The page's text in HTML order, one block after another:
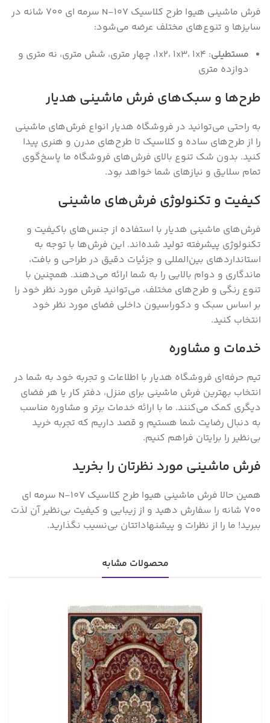
فرش ماشینی هیوا طرح کلاسیک N-107 سرمه ای ۷۰۰ شانه در
سایز‌ها و تنوع‌های مختلف عرضه می‌شود:
مستطیلی
: ۱x۲‌، ۱x۳‌، ۱x۴‌، چهار متری‌، شش متری‌، نه متری و
دوازده متری
طرح‌ها و سبک‌های فرش ماشینی هدیار
به راحتی می‌توانید در فروشگاه هدیار انواع فرش‌های ماشینی
را از طرح‌های ساده و کلاسیک تا طرح‌های مدرن و هنری پیدا
کنید. بدون شک تنوع بالای فرش‌های فروشگاه ما پاسخ‌گوی
تمام سلایق و نیاز‌های شما خواهد بود.
کیفیت و تکنولوژی فرش‌های ماشینی
فرش‌های ماشینی هدیار با استفاده از جنس‌های باکیفیت و
تکنولوژی پیشرفته تولید شده‌اند. این فرش‌ها با توجه به
استانداردهای بین‌المللی و جزئیات دقیق در طراحی و بافت،
ماندگاری و دوام بالایی را به شما ارائه می‌دهند. همچنین با
تنوع رنگی و طرح‌های مختلف، می‌توانید فرش مورد نظر خود را
بر اساس سبک و دکوراسیون داخلی فضای مورد نظر خود
انتخاب کنید.
خدمات و مشاوره
تیم حرفه‌ای فروشگاه هدیار با اطلاعات و تجربه خود به شما در
انتخاب بهترین فرش ماشینی برای منزل، دفتر کار یا هر فضای
دیگری کمک می‌کنند. ما با ارائه خدمات برتر و مشاوره مناسب
به دنبال رضایت شما هستیم و قصد داریم که تجربه خرید
بی‌نظیر را برایتان فراهم کنیم.
فرش ماشینی مورد نظرتان را بخرید
همین حالا فرش ماشینی هیوا طرح کلاسیک N-107 سرمه ای
۷۰۰ شانه را سفارش دهید و از زیبایی و کیفیت بی‌نظیر آن لذت
ببرید! ما را از نظرات و پیشنهاداتتان بی‌نسیب نگذارید.
محصولات مشابه